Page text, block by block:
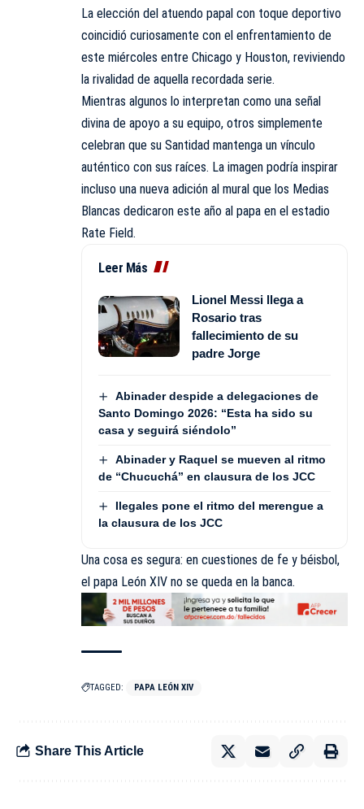
La elección del atuendo papal con toque deportivo
coincidió curiosamente con el enfrentamiento de
este miércoles entre Chicago y Houston, reviviendo
la rivalidad de aquella recordada serie.
Mientras algunos lo interpretan como una señal
divina de apoyo a su equipo, otros simplemente
celebran que su Santidad mantenga un vínculo
auténtico con sus raíces. La imagen podría inspirar
incluso una nueva adición al mural que los Medias
Blancas dedicaron este año al papa en el estadio
Rate Field.
Leer Más
Lionel Messi llega a
Rosario tras
fallecimiento de su
padre Jorge
Abinader despide a delegaciones de
Santo Domingo 2026: “Esta ha sido su
casa y seguirá siéndolo”
Abinader y Raquel se mueven al ritmo
de “Chucuchá” en clausura de los JCC
Ilegales pone el ritmo del merengue a
la clausura de los JCC
Una cosa es segura: en cuestiones de fe y béisbol,
el papa León XIV no se queda en la banca.
TAGGED: PAPA LEÓN XIV
Share This Article